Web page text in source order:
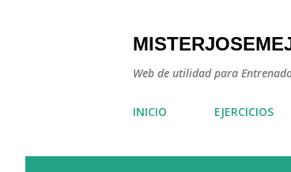
Web de utilidad para
INICIO EJERCICIOS